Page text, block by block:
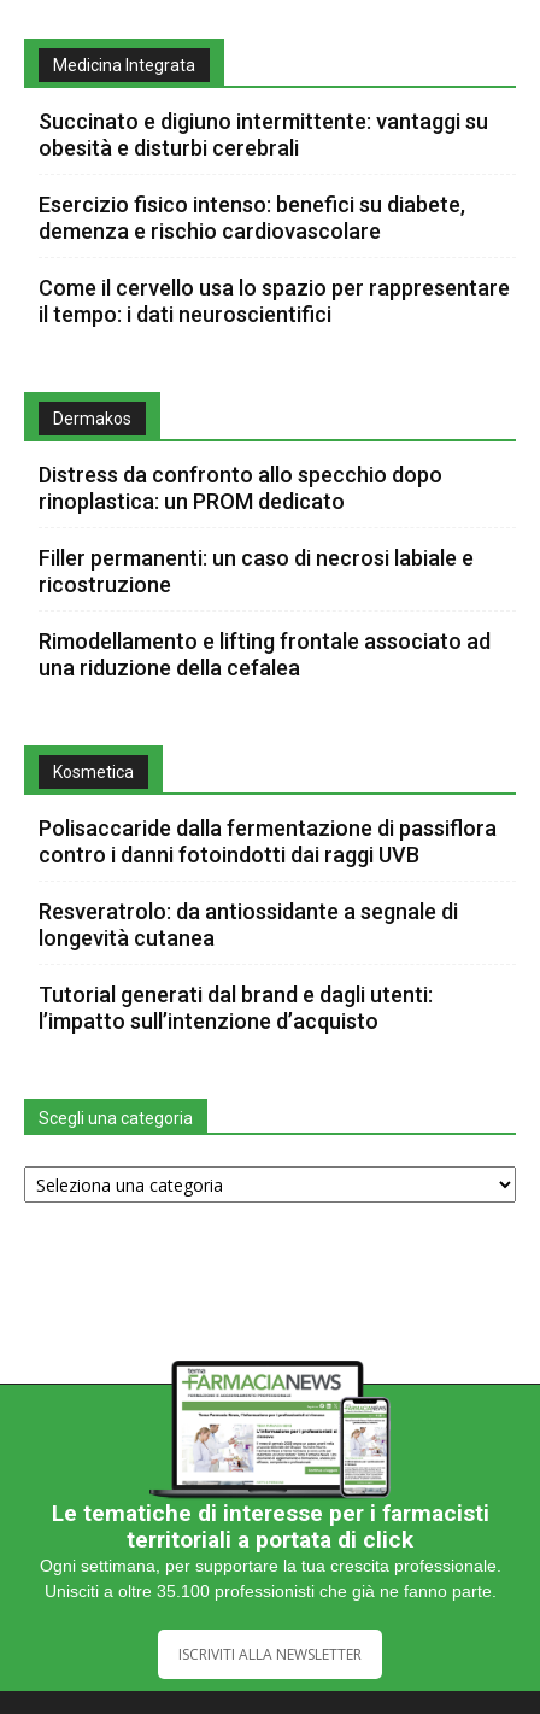
Medicina Integrata
Succinato e digiuno intermittente: vantaggi su
obesità e disturbi cerebrali
Esercizio fisico intenso: benefici su diabete,
demenza e rischio cardiovascolare
Come il cervello usa lo spazio per rappresentare
il tempo: i dati neuroscientifici
Dermakos
Distress da confronto allo specchio dopo
rinoplastica: un PROM dedicato
Filler permanenti: un caso di necrosi labiale e
ricostruzione
Rimodellamento e lifting frontale associato ad
una riduzione della cefalea
Kosmetica
Polisaccaride dalla fermentazione di passiflora
contro i danni fotoindotti dai raggi UVB
Resveratrolo: da antiossidante a segnale di
longevità cutanea
Tutorial generati dal brand e dagli utenti:
l’impatto sull’intenzione d’acquisto
Scegli una categoria
Scegli
una
Le tematiche di interesse per i farmacisti
territoriali a portata di click
Ogni settimana, per supportare la tua crescita professionale.
Unisciti a oltre 35.100 professionisti che già ne fanno parte.
ISCRIVITI ALLA NEWSLETTER